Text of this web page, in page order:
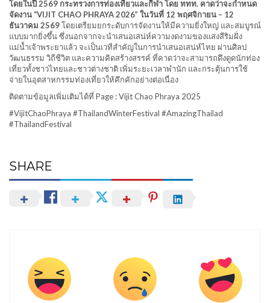
โดยในปี 2569 กระทรวงการท่องเที่ยวและกีฬา โดย ททท. คาดว่าจะกำหนด
จัดงาน “VIJIT CHAO PHRAYA 2026” ในวันที่ 12 พฤศจิกายน – 12
ธันวาคม 2569โดยเตรียมยกระดับการจัดงานให้มีความยิ่งใหญ่ และสมบูรณ์
แบบมากยิ่งขึ้น ซึ่งนอกจากจะนำเสนอเสน่ห์ความงดงามของแสงสีริมฝั่ง
แม่น้ำเจ้าพระยาแล้ว จะเป็นเวทีสำคัญในการนำเสนอเสน่ห์ไทย ผ่านศิลป
วัฒนธรรม วิถีชีวิต และความคิดสร้างสรรค์ ที่คาดว่าจะสามารถดึงดูดนักท่อง
เที่ยวทั้งชาวไทยและชาวต่างชาติ เพิ่มระยะเวลาพำนัก และกระตุ้นการใช้
จ่ายในอุตสาหกรรมท่องเที่ยวให้คึกคักอย่างต่อเนื่อง
ติดตามข้อมูลเพิ่มเติมได้ที่ Page : Vijit Chao Phraya 2025
#VijitChaoPhraya #ThailandWinterFestival #AmazingThailad
#ThailandFestival
SHARE